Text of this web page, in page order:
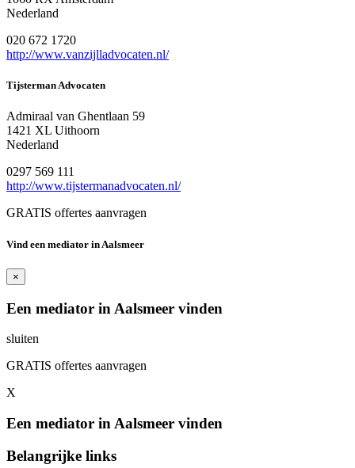
Nederland
020 672 1720
http://www.vanzijlladvocaten.nl/
Tijsterman Advocaten
Admiraal van Ghentlaan 59
1421 XL Uithoorn
Nederland
0297 569 111
http://www.tijstermanadvocaten.nl/
GRATIS offertes aanvragen
Vind een mediator in Aalsmeer
×
Een mediator in Aalsmeer vinden
sluiten
GRATIS offertes aanvragen
X
Een mediator in Aalsmeer vinden
Belangrijke links